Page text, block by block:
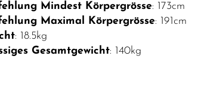
Mindest Körpergrösse: 173cm
Maximal Körpergrösse: 191cm
: 18.5kg
Gesamtgewicht: 140kg